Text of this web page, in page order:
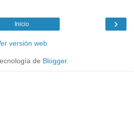
›
Inicio
versión web
de Blogger.